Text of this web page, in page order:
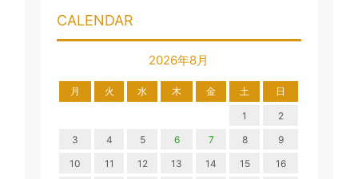
CALENDAR
2026年8月
月 火 水 木 金 土 日
1
2
3
4 5 6 7 8
9
10
11 12 13 14 15
16